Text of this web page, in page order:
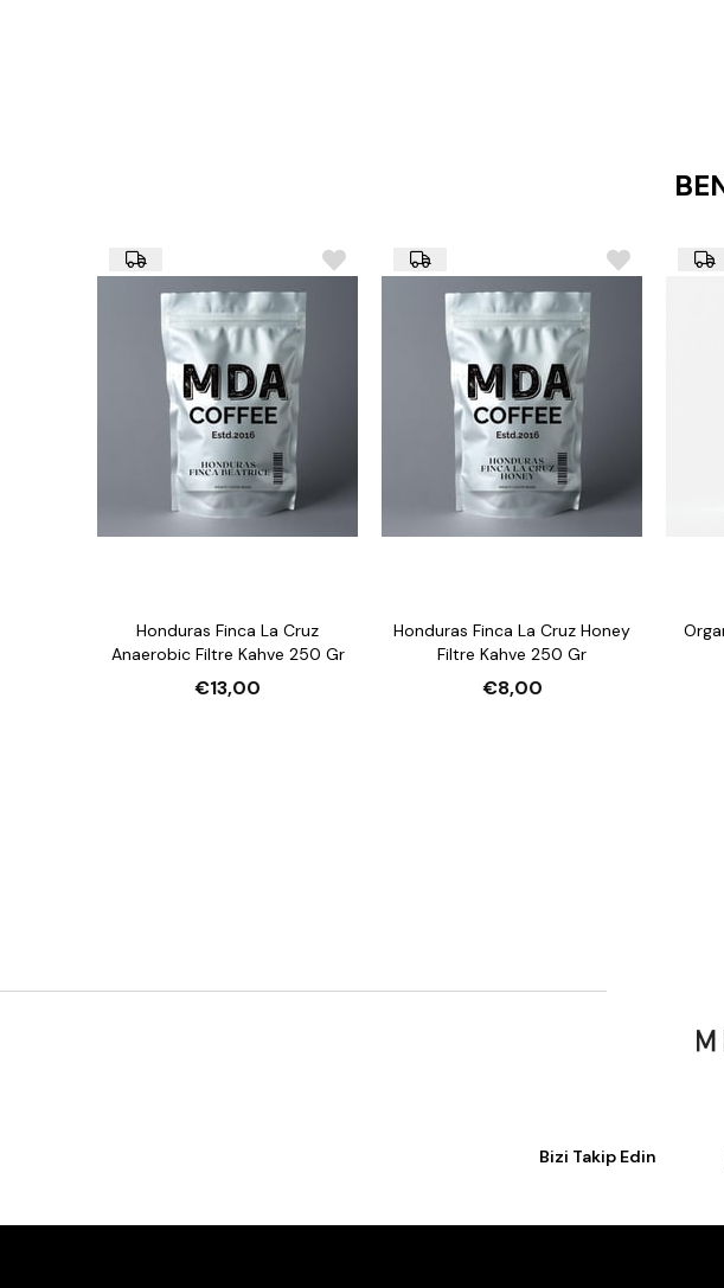
Honduras Finca La Cruz
Anaerobic Filtre Kahve 250 Gr
€13,00
Honduras Finca La Cruz Honey
Filtre Kahve 250 Gr
€8,00
Bizi Takip Edin